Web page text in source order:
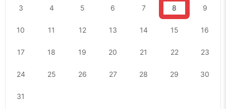
3 4 5 6 7 8 9
10 11 12 13 14 15 16
17 18 19 20 21 22 23
24 25 26 27 28 29 30
31